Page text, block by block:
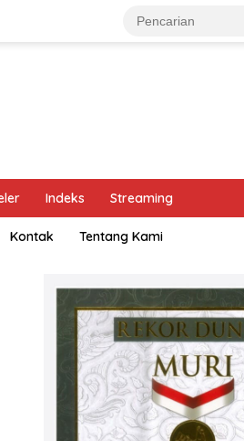
Indeks Streaming
Kontak Tentang Kami